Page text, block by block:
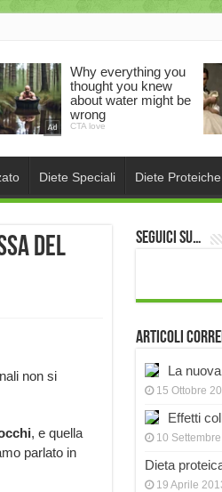
Diete Speciali Diete Proteiche
del
non si
, e quella
parlato in
Seguici su…
Articoli
La
15 Ottobre
Effetti
10
Dieta
19 Aprile